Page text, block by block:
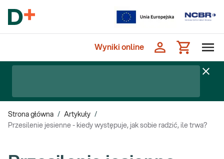
Wyniki online
Strona główna / Artykuły /
Przesilenie jesienne - kiedy występuje, jak sobie radzić, ile trwa?